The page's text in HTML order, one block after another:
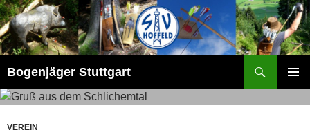
Zum
Inhalt
springen
Bogenjäger Stuttgart
MENÜ
VEREIN